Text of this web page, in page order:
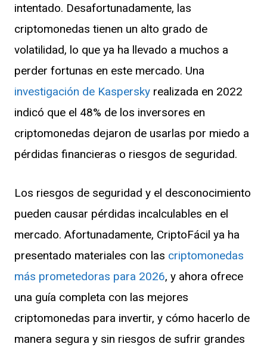
intentado. Desafortunadamente, las
criptomonedas tienen un alto grado de
volatilidad, lo que ya ha llevado a muchos a
perder fortunas en este mercado. Una
investigación de Kasperskyrealizada en 2022
indicó que el 48% de los inversores en
criptomonedas dejaron de usarlas por miedo a
pérdidas financieras o riesgos de seguridad.
Los riesgos de seguridad y el desconocimiento
pueden causar pérdidas incalculables en el
mercado. Afortunadamente, CriptoFácil ya ha
presentado materiales con las criptomonedas
más prometedoras para 2026, y ahora ofrece
una guía completa con las mejores
criptomonedas para invertir, y cómo hacerlo de
manera segura y sin riesgos de sufrir grandes